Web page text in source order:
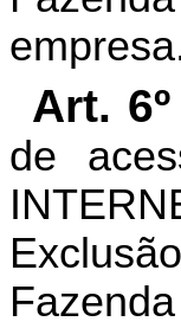
Art. 6º
de